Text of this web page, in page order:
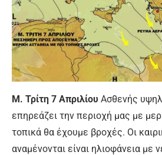
Μ. Τρίτη 7 Απριλίου Ασθενής
επηρεάζει την περιοχή μας με
τοπικά θα έχουμε βροχές. Οι
αναμένονται είναι ηλιοφάνεια με